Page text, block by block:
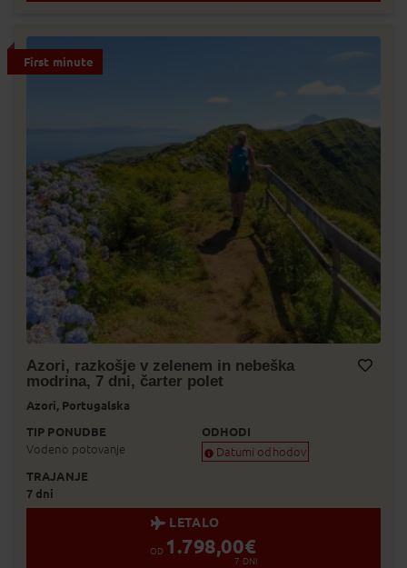
First minute
Azori, razkošje v zelenem in nebeška
modrina, 7 dni, čarter polet
Azori, Portugalska
TIP PONUDBE
Vodeno potovanje
ODHODI
Datumi odhodov
prodaje.
TRAJANJE
7 dni
LETALO
OD 1.798,00€
7 DNI